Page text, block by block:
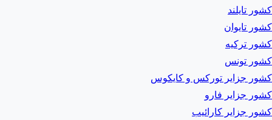
کشور تایلند
کشور تایوان
کشور ترکیه
کشور تونس
کشور جزایر تورکس و کایکوس
کشور جزایر فارو
کشور جزایر کارائیب